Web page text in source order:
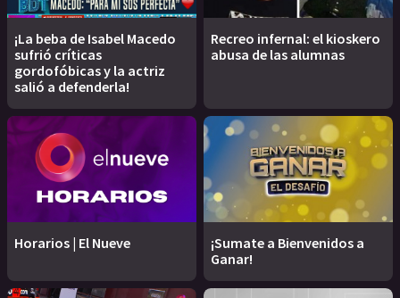
¡La beba de Isabel Macedo
sufrió críticas
gordofóbicas y la actriz
salió a defenderla!
Recreo infernal: el kioskero
abusa de las alumnas
Horarios | El Nueve
¡Sumate a Bienvenidos a
Ganar!